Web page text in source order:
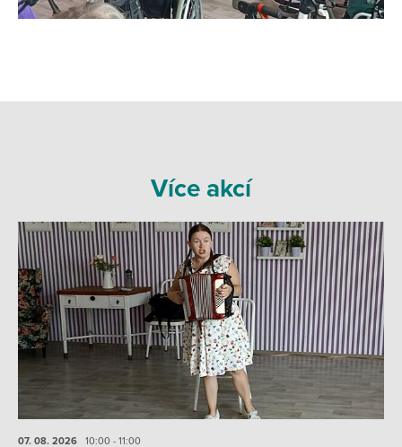
Více akcí
07. 08. 2026 10:00 - 11:00